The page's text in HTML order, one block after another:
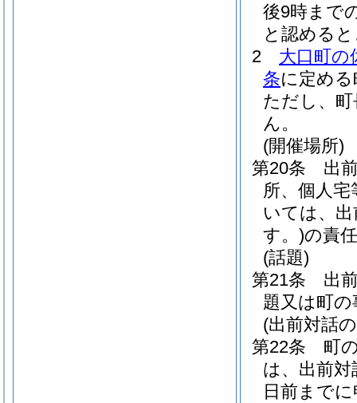
後9時まで
と認める
2
大口町の
条に定め
ただし、
ん。
(開催場所)
第20条
出
所、個人
いては、
す。)の責
(話題)
第21条
出
題又は町
(出前対話
第22条
町
は、出前
日前まで